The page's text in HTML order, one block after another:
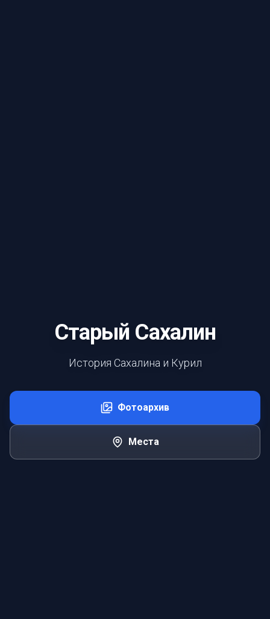
Старый Сахалин
История Сахалина и Курил
Фотоархив
Места